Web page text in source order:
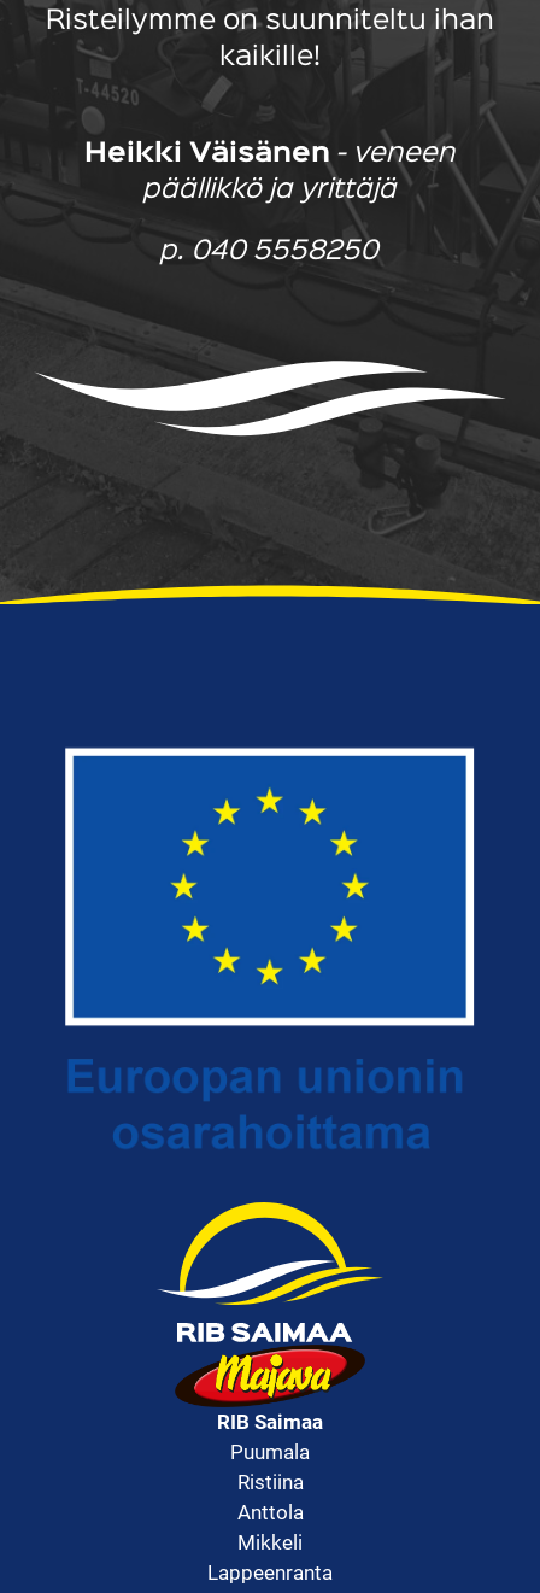
Risteilymme on suunniteltu ihan
kaikille!
Heikki Väisänen - veneen
päällikkö ja yrittäjä
p. 040 5558250
RIB Saimaa
Puumala
Ristiina
Anttola
Mikkeli
Lappeenranta